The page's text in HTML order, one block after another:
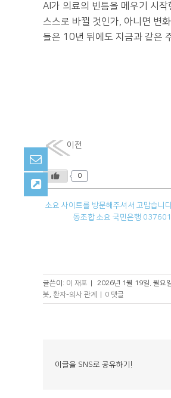
AI가 의료의 빈틈을 메우기 시작
스스로 바뀔 것인가, 아니면 변
들은 10년 뒤에도 지금과 같은
이전
0
소요 사이트를 방문해주셔서 고맙습니
동조합 소요 국민은행
글쓴이: 이 재포 | 2026년 1월 19일. 월요
봇, 환자-의사 관계 | 0 댓글
이글을 SNS로 공유하기!